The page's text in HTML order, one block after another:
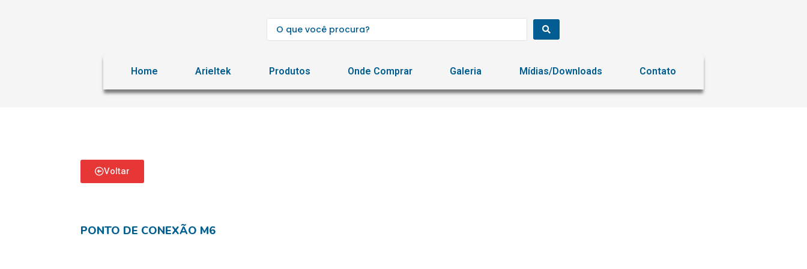
Home Arieltek Produtos Onde Comprar Galeria Mídias/Downloads Contato
Voltar
PONTO DE CONEXÃO M6